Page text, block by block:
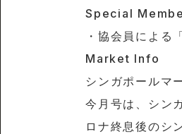
Special
・協会員による
Market Info
シンガポールマ
今月号は、シン
ロナ終息後のシ